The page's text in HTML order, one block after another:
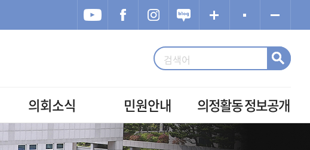
의회소식 민원안내 의정활동 정보공개